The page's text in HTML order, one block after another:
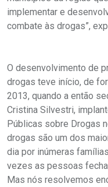
implementar e
combate às drogas”,
O desenvolvimento de
drogas teve início, de
2013, quando a então
Cristina Silvestri,
Públicas sobre Drogas
drogas são um dos
dia por inúmeras
vezes as pessoas
Mas nós resolvemos